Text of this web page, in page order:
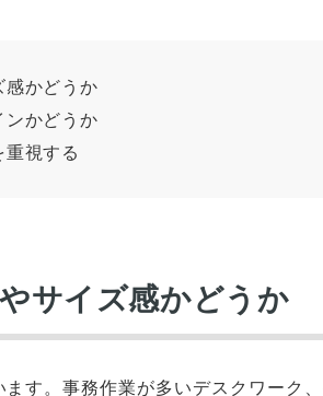
かどうか
かどうか
視する
サイズ感かどうか
す。事務作業が多いデスクワーク、